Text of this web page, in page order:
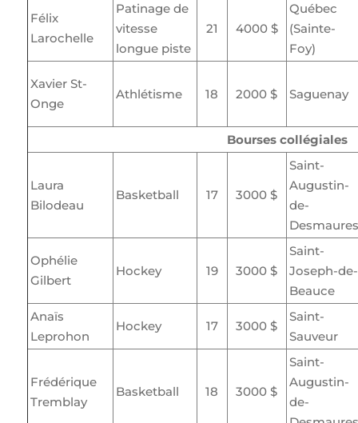
Félix
Larochelle
Patinage de
vitesse
longue piste
21 4000 $
Québec
(Sainte-
Foy)
Xavier St-
Onge
Athlétisme 18 2000 $ Saguenay
Bourses collégiales
Laura
Bilodeau
Basketball 17 3000 $
Saint-
Augustin-
de-
Desmaures
Ophélie
Gilbert
Hockey 19 3000 $
Saint-
Joseph-de-
Beauce
Anaïs
Leprohon
Hockey 17 3000 $
Saint-
Sauveur
Frédérique
Tremblay
Basketball 18 3000 $
Saint-
Augustin-
de-